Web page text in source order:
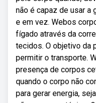
não é capaz de usar a
e em vez. Webos
fígado através da
tecidos. O objetivo da
permitir o transporte.
presença de corpos
quando o corpo não
para gerar energia,